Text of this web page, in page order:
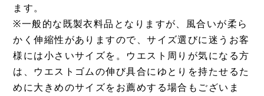
ます。
※一般的な既製衣料品となりますが、風合いが柔ら
かく伸縮性がありますので、サイズ選びに迷うお客
様には小さいサイズを。ウエスト周りが気になる方
は、ウエストゴムの伸び具合にゆとりを持たせるた
めに大きめのサイズをお薦めする場合もございま